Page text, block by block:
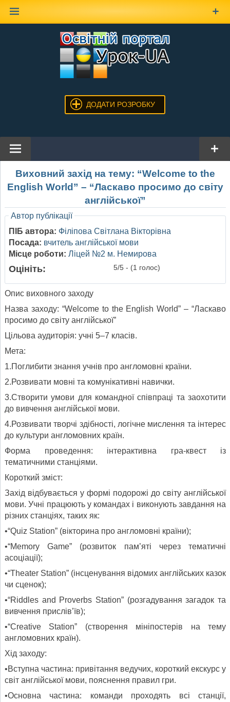
ДОДАТИ РОЗРОБКУ
Виховний захід на тему: “Welcome to the
English World” – “Ласкаво просимо до світу
англійської”
Автор публікації
ПІБ автора: Філіпова Світлана Вікторівна
Посада: вчитель англійської мови
Місце роботи: Ліцей №2 м. Немирова
Оцініть: 5/5 - (1 голос)
Опис виховного заходу
Назва заходу: “Welcome to the English World” – “Ласкаво
просимо до світу англійської”
Цільова аудиторія: учні 5–7 класів.
Мета:
1.Поглибити знання учнів про англомовні країни.
2.Розвивати мовні та комунікативні навички.
3.Створити умови для командної співпраці та заохотити
до вивчення англійської мови.
4.Розвивати творчі здібності, логічне мислення та інтерес
до культури англомовних країн.
Форма проведення: інтерактивна гра-квест із
тематичними станціями.
Короткий зміст:
Захід відбувається у формі подорожі до світу англійської
мови. Учні працюють у командах і виконують завдання на
різних станціях, таких як:
•“Quiz Station” (вікторина про англомовні країни);
•“Memory Game” (розвиток пам’яті через тематичні
асоціації);
•“Theater Station” (інсценування відомих англійських казок
чи сценок);
•“Riddles and Proverbs Station” (розгадування загадок та
вивчення прислів’їв);
•“Creative Station” (створення мініпостерів на тему
англомовних країн).
Хід заходу:
•Вступна частина: привітання ведучих, короткий екскурс у
світ англійської мови, пояснення правил гри.
•Основна частина: команди проходять всі станції,